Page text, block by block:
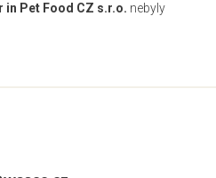
in Pet Food CZ s.r.o. nebyly